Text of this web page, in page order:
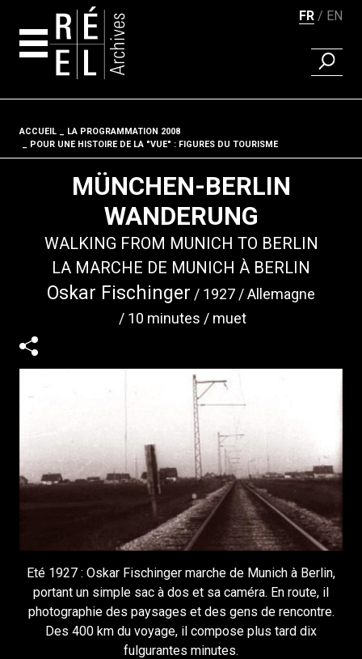
FR EN
ACCUEIL
LA PROGRAMMATION 2008
POUR UNE HISTOIRE DE LA "VUE" : FIGURES DU TOURISME
MÜNCHEN-BERLIN
WANDERUNG
WALKING FROM MUNICH TO BERLIN
LA MARCHE DE MUNICH À BERLIN
Oskar Fischinger 1927
Allemagne
10 minutes
muet
Eté 1927 : Oskar Fischinger marche de Munich à Berlin,
portant un simple sac à dos et sa caméra. En route, il
photographie des paysages et des gens de rencontre.
Des 400 km du voyage, il compose plus tard dix
fulgurantes minutes.